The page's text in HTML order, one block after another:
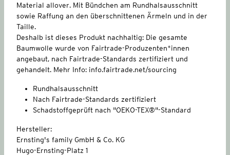
Material allover. Mit Bündchen am Rundhalsausschnitt
sowie Raffung an den überschnittenen Ärmeln und in der
Taille.
Deshalb ist dieses Produkt nachhaltig: Die gesamte
Baumwolle wurde von Fairtrade-Produzenten*innen
angebaut, nach Fairtrade-Standards zertifiziert und
gehandelt. Mehr Info: info.fairtrade.net/sourcing
Rundhalsausschnitt
Nach Fairtrade-Standards zertifiziert
Schadstoffgeprüft nach "OEKO-TEX®"-Standard
Hersteller:
Ernsting's family GmbH & Co. KG
Hugo-Ernsting-Platz 1